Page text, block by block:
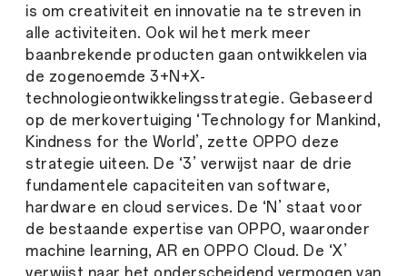
is om creativiteit en innovatie na te streven in
alle activiteiten. Ook wil het merk meer
baanbrekende producten gaan ontwikkelen via
de zogenoemde 3+N+X-
technologieontwikkelingsstrategie. Gebaseerd
op de merkovertuiging ‘Technology for Mankind,
Kindness for the World’, zette OPPO deze
strategie uiteen. De ‘3’ verwijst naar de drie
fundamentele capaciteiten van software,
hardware en cloud services. De ‘N’ staat voor
de bestaande expertise van OPPO, waaronder
machine learning, AR en OPPO Cloud. De ‘X’